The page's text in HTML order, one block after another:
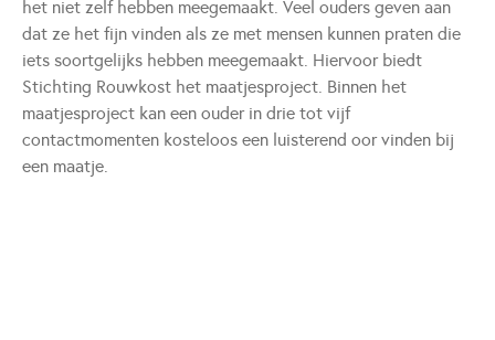
het niet zelf hebben meegemaakt. Veel ouders geven aan
dat ze het fijn vinden als ze met mensen kunnen praten die
iets soortgelijks hebben meegemaakt. Hiervoor biedt
Stichting Rouwkost het maatjesproject. Binnen het
maatjesproject kan een ouder in drie tot vijf
contactmomenten kosteloos een luisterend oor vinden bij
een maatje.